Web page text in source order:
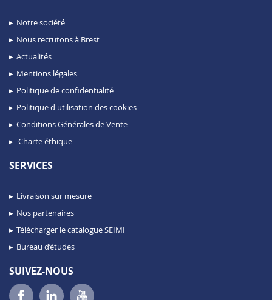
Notre société
Nous recrutons à Brest
Actualités
Mentions légales
Politique de confidentialité
Politique d'utilisation des cookies
Conditions Générales de Vente
Charte éthique
SERVICES
Livraison sur mesure
Nos partenaires
Télécharger le catalogue SEIMI
Bureau d’études
SUIVEZ-NOUS